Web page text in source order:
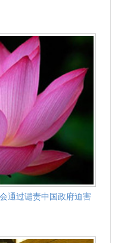
通过谴责中国政府迫害